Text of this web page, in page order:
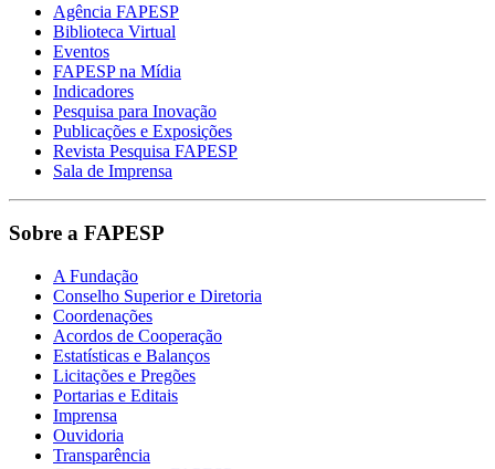
Agência FAPESP
Biblioteca Virtual
Eventos
FAPESP na Mídia
Indicadores
Pesquisa para Inovação
Publicações e Exposições
Revista Pesquisa FAPESP
Sala de Imprensa
Sobre a FAPESP
A Fundação
Conselho Superior e Diretoria
Coordenações
Acordos de Cooperação
Estatísticas e Balanços
Licitações e Pregões
Portarias e Editais
Imprensa
Ouvidoria
Transparência